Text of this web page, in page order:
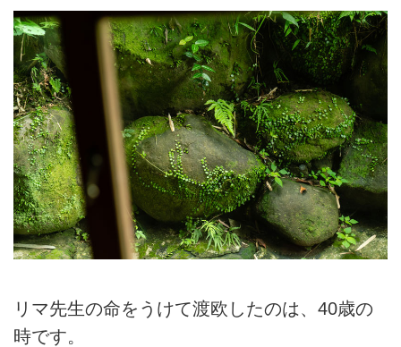
リマ先生の命をうけて渡欧したのは、40歳の
時です。